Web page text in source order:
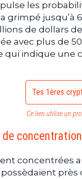
les
grimpé jusqu’à
de dollars
avec plus de
qui indique une
Tes 1ères
Ce lien utilise un
concentrées
près